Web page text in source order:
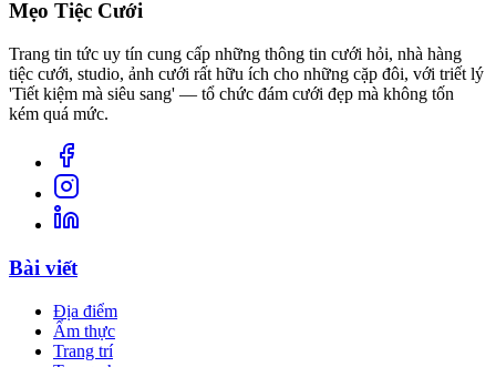
Mẹo Tiệc Cưới
Trang tin tức uy tín cung cấp những thông tin cưới hỏi, nhà hàng
tiệc cưới, studio, ảnh cưới rất hữu ích cho những cặp đôi, với triết lý
'Tiết kiệm mà siêu sang' — tổ chức đám cưới đẹp mà không tốn
kém quá mức.
Bài viết
Địa điểm
Ẩm thực
Trang trí